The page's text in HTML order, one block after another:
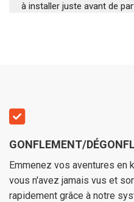
à installer juste avant de
GONFLEMENT/
Emmenez vos aventures en
vous n'avez jamais vus et
rapidement grâce à notre